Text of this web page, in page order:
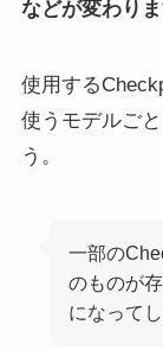
などが変わり
使用する
使うモデルご
う。
一部の
のものが
になって